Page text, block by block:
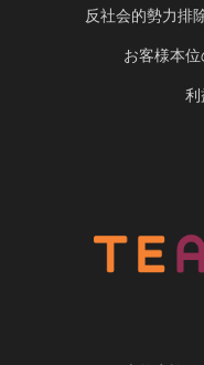
反社会的勢力排
お客様本